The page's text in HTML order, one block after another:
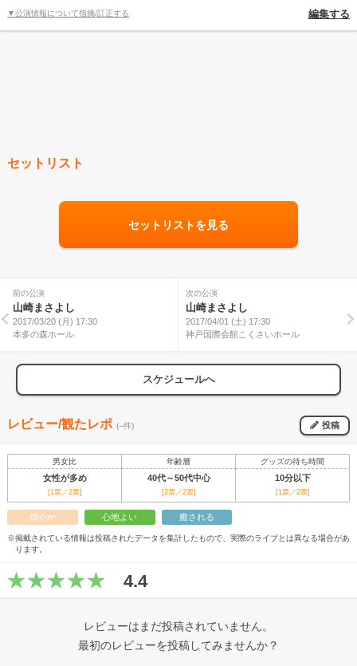
▼公演情報について指摘/訂正する 編集する
セットリスト
セットリストを見る
前の公演
山崎まさよし
2017/03/20 (月) 17:30
本多の森ホール
次の公演
山崎まさよし
2017/04/01 (土) 17:30
神戸国際会館こくさいホール
スケジュールへ
レビュー/観たレポ (--件) 投稿
男女比 年齢層 グッズの待ち時間
女性が多め 40代～50代中心 10分以下
[1票／2票] [2票／2票] [1票／2票]
穏やか 心地よい 癒される
※掲載されている情報は投稿されたデータを集計したもので、実際のライブとは異なる場合があ
ります。
4.4
レビューはまだ投稿されていません。
最初のレビューを投稿してみませんか？